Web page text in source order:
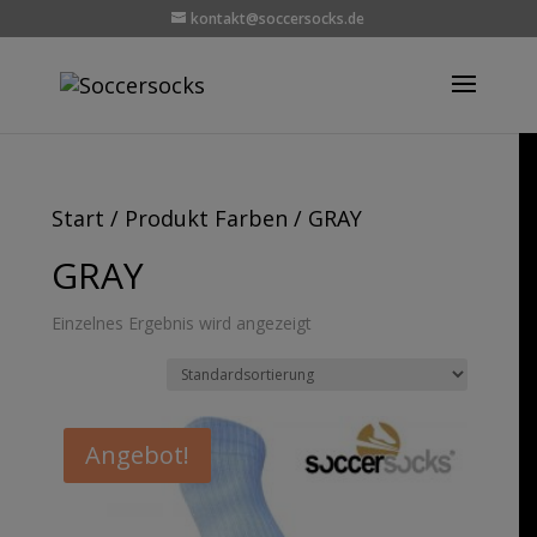
kontakt@soccersocks.de
Start / Produkt Farben / GRAY
GRAY
Einzelnes Ergebnis wird angezeigt
Angebot!